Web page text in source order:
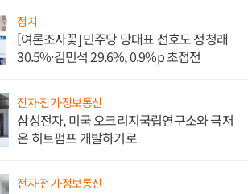
정치
[여론조사꽃] 민주당 당대표 선호도 정청래
30.5%·김민석 29.6%, 0.9%p 초접전
전자·전기·정보통신
삼성전자, 미국 오크리지국립연구소와 극저
온 히트펌프 개발하기로
전자·전기·정보통신